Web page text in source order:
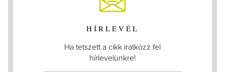
HÍRLEVÉL
Ha tetszett a cikk iratkozz fel
hírlevelünkre!